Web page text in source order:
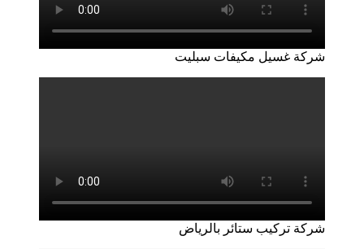
شركة غسيل مكيفات سبليت
شركة تركيب ستائر بالرياض